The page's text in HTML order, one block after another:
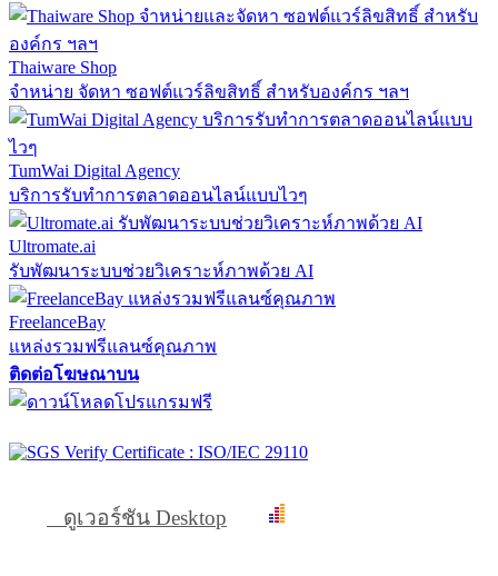
Thaiware Shop
จำหน่าย จัดหา ซอฟต์แวร์ลิขสิทธิ์ สำหรับองค์กร ฯลฯ
TumWai Digital Agency
บริการรับทำการตลาดออนไลน์แบบไวๆ
Ultromate.ai
รับพัฒนาระบบช่วยวิเคราะห์ภาพด้วย AI
FreelanceBay
แหล่งรวมฟรีแลนซ์คุณภาพ
ติดต่อโฆษณาบน
ดูเวอร์ชัน Desktop